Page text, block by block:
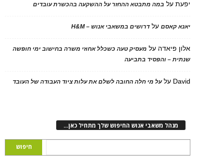
יפעתעל במה מתבטא ההחזר על ההשקעה בהכשרת עובדים
יאנא קאסםעלדרושים במשאבי אנוש – H&M
אלון פיאדה על מעסיק טעה כשכלל אחוזי משרה בחישוב ימי חופשה
שנתית – והפסיד בתביעה
David עלעל מי חלה החובה לשלם את עלות ציוד העבודה של העובד
מנהל משאבי אנוש החיפוש שלך מתחיל כאן…